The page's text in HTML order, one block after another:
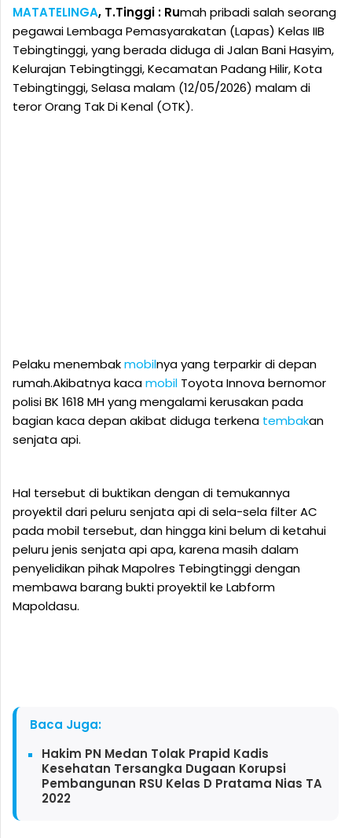
MATATELINGA, T.Tinggi : Rumah pribadi salah seorang
pegawai Lembaga Pemasyarakatan (Lapas) Kelas IIB
Tebingtinggi, yang berada diduga di Jalan Bani Hasyim,
Kelurajan Tebingtinggi, Kecamatan Padang Hilir, Kota
Tebingtinggi, Selasa malam (12/05/2026) malam di
teror Orang Tak Di Kenal (OTK).
Pelaku menembakmobilnya yang terparkir di depan
rumah.Akibatnya kacamobil Toyota Innova bernomor
polisi BK 1618 MH yang mengalami kerusakan pada
bagian kaca depan akibat diduga terkena tembakan
senjata api.
Hal tersebut di buktikan dengan di temukannya
proyektil dari peluru senjata api di sela-sela filter AC
pada mobil tersebut, dan hingga kini belum di ketahui
peluru jenis senjata api apa, karena masih dalam
penyelidikan pihak Mapolres Tebingtinggi dengan
membawa barang bukti proyektil ke Labform
Mapoldasu.
Baca Juga:
Hakim PN Medan Tolak Prapid Kadis
Kesehatan Tersangka Dugaan Korupsi
Pembangunan RSU Kelas D Pratama Nias TA
2022